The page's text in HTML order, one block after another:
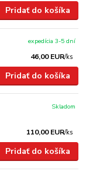
Pridať do košíka
46,00 EUR/ks
expedícia 3-5 dní
Pridať do košíka
110,00 EUR/ks
Skladom
Pridať do košíka